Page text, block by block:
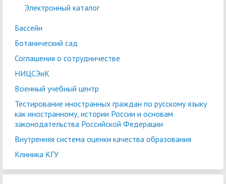
Электронный каталог
Бассейн
Ботанический сад
Соглашения о сотрудничестве
НИЦСЭиК
Военный учебный центр
Тестирование иностранных граждан по русскому языку
как иностранному, истории России и основам
законодательства Российской Федерации
Внутренняя система оценки качества образования
Клиника КГУ